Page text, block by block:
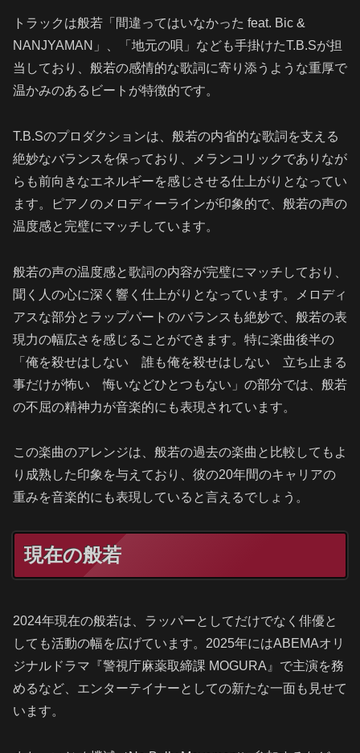
トラックは般若「間違ってはいなかった feat. Bic &
NANJYAMAN」、「地元の唄」なども手掛けたT.B.Sが担
当しており、般若の感情的な歌詞に寄り添うような重厚で
温かみのあるビートが特徴的です。
T.B.Sのプロダクションは、般若の内省的な歌詞を支える
絶妙なバランスを保っており、メランコリックでありなが
らも前向きなエネルギーを感じさせる仕上がりとなってい
ます。ピアノのメロディーラインが印象的で、般若の声の
温度感と完璧にマッチしています。
般若の声の温度感と歌詞の内容が完璧にマッチしており、
聞く人の心に深く響く仕上がりとなっています。メロディ
アスな部分とラップパートのバランスも絶妙で、般若の表
現力の幅広さを感じることができます。特に楽曲後半の
「俺を殺せはしない 誰も俺を殺せはしない 立ち止まる
事だけが怖い 悔いなどひとつもない」の部分では、般若
の不屈の精神力が音楽的にも表現されています。
この楽曲のアレンジは、般若の過去の楽曲と比較してもよ
り成熟した印象を与えており、彼の20年間のキャリアの
重みを音楽的にも表現していると言えるでしょう。
現在の般若
2024年現在の般若は、ラッパーとしてだけでなく俳優と
しても活動の幅を広げています。2025年にはABEMAオリ
ジナルドラマ『警視庁麻薬取締課 MOGURA』で主演を務
めるなど、エンターテイナーとしての新たな一面も見せて
います。